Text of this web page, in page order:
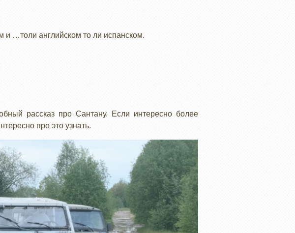
и …толи английском то ли испанском.
рассказ про Сантану. Если интересно более
про это узнать.